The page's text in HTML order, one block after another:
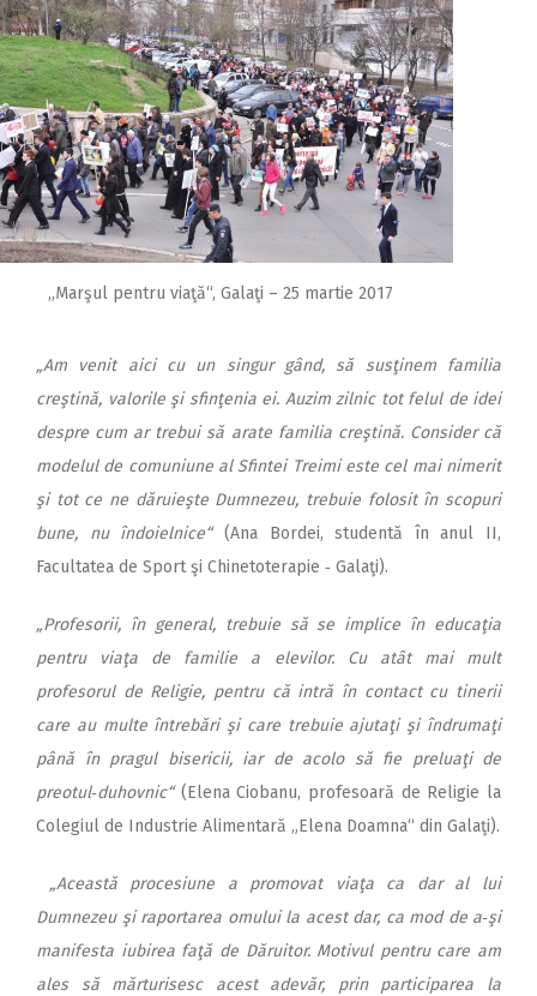
„Marşul pentru viaţă“, Galaţi – 25 martie 2017
„Am venit aici cu un singur gând, să susţinem familia
creştină, valorile şi sfinţenia ei. Auzim zilnic tot felul de idei
despre cum ar trebui să arate familia creştină. Consider că
modelul de comuniune al Sfintei Treimi este cel mai nimerit
şi tot ce ne dăruieşte Dumnezeu, trebuie folosit în scopuri
bune, nu îndoielnice“ (Ana Bordei, studentă în anul II,
Facultatea de Sport şi Chinetoterapie ‑ Galaţi).
„Profesorii, în general, trebuie să se implice în educaţia
pentru viaţa de familie a elevilor. Cu atât mai mult
profesorul de Religie, pentru că intră în contact cu tinerii
care au multe întrebări şi care trebuie ajutaţi şi îndrumaţi
până în pragul bisericii, iar de acolo să fie preluaţi de
preotul‑duhovnic“ (Elena Ciobanu, profesoară de Religie la
Colegiul de Industrie Alimentară „Elena Doamna“ din Galaţi).
„Această procesiune a promovat viaţa ca dar al lui
Dumnezeu şi raportarea omului la acest dar, ca mod de a‑şi
manifesta iubirea faţă de Dăruitor. Motivul pentru care am
ales să mărturisesc acest adevăr, prin participarea la